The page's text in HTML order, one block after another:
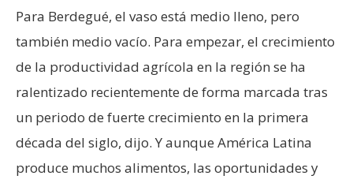
Para Berdegué, el vaso está medio lleno, pero
también medio vacío. Para empezar, el crecimiento
de la productividad agrícola en la región se ha
ralentizado recientemente de forma marcada tras
un periodo de fuerte crecimiento en la primera
década del siglo, dijo. Y aunque América Latina
produce muchos alimentos, las oportunidades y